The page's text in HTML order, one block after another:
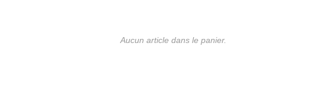
Aucun article dans le panier.